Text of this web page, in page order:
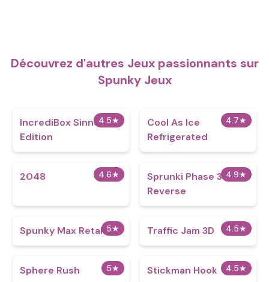
Découvrez d'autres Jeux passionnants sur
Spunky Jeux
4.5★
IncrediBox Sinner
Edition
4.7★
Cool As Ice
Refrigerated
4.6★
2048 4.9★
Sprunki Phase 3
Reverse
5★
Spunky Max Retake 4.5★
Traffic Jam 3D
5★
Sphere Rush 4.5★
Stickman Hook